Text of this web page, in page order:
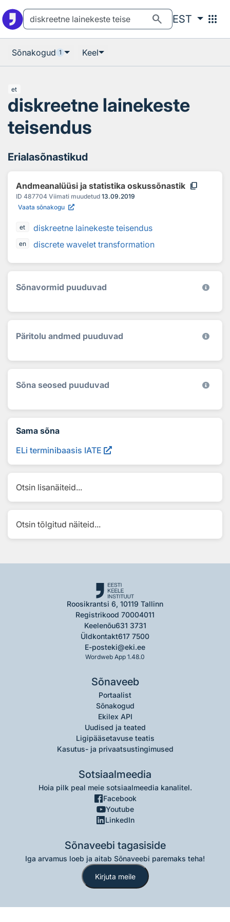
search EST apps
Sõnakogud 1 Keel
et
diskreetne lainekeste
teisendus
Erialasõnastikud
Andmeanalüüsi ja statistika oskussõnastik content_copy
ID 487704 Viimati muudetud 13.09.2019
Vaata sõnakogu
et diskreetne lainekeste teisendus
en discrete wavelet transformation
Sõnavormid puuduvad
Päritolu andmed puuduvad
Sõna seosed puuduvad
Sama sõna
ELi terminibaasis IATE
Otsin lisanäiteid...
Otsin tõlgitud näiteid...
Roosikrantsi 6, 10119 Tallinn
Registrikood 70004011
Keelenõu631 3731
Üldkontakt617 7500
E-posteki@eki.ee
Wordweb App 1.48.0
Sõnaveeb
Portaalist
Sõnakogud
Ekilex API
Uudised ja teated
Ligipääsetavuse teatis
Kasutus- ja privaatsustingimused
Sotsiaalmeedia
Hoia pilk peal meie sotsiaalmeedia kanalitel.
Facebook
Youtube
LinkedIn
Sõnaveebi tagasiside
Iga arvamus loeb ja aitab Sõnaveebi paremaks teha!
Kirjuta meile